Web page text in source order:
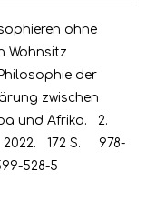
ohne
Wohnsitz
der
zwischen
und Afrika. 2.
2022. 172 S.
978-
528-5